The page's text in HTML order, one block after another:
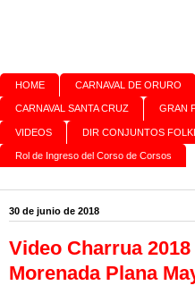
HOME CARNAVAL DE ORURO
CARNAVAL SANTA CRUZ GRAN
VIDEOS DIR CONJUNTOS
Rol de Ingreso del Corso de Corsos
30 de junio de 2018
Video Charrua
Morenada Plana